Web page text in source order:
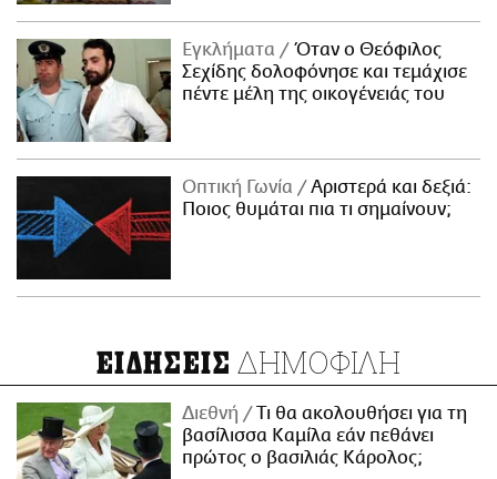
Εγκλήματα
Όταν ο Θεόφιλος
Σεχίδης δολοφόνησε και τεμάχισε
πέντε μέλη της οικογένειάς του
Οπτική Γωνία
Αριστερά και δεξιά:
Ποιος θυμάται πια τι σημαίνουν;
ΕΙΔΗΣΕΙΣ ΔΗΜΟΦΙΛΗ
Διεθνή
Τι θα ακολουθήσει για τη
βασίλισσα Καμίλα εάν πεθάνει
πρώτος ο βασιλιάς Κάρολος;